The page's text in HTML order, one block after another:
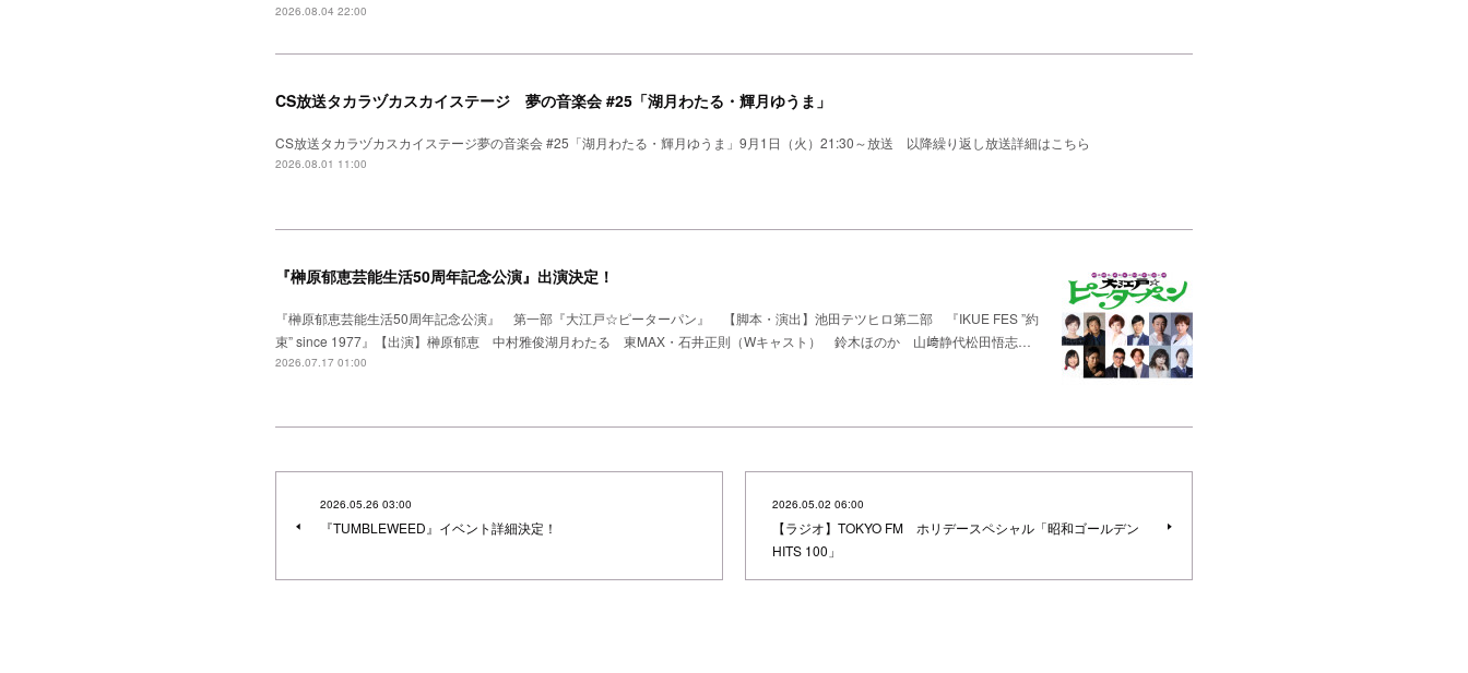
2026.08.04 22:00
CS放送タカラヅカスカイステージ 夢の音楽会 #25「湖月わたる・輝月ゆうま」
CS放送タカラヅカスカイステージ夢の音楽会 #25「湖月わたる・輝月ゆうま」9月1日（火）21:30～放送 以降繰り返し放送詳細はこちら
2026.08.01 11:00
『榊原郁恵芸能生活50周年記念公演』出演決定！
『榊原郁恵芸能生活50周年記念公演』 第一部『大江戸☆ピーターパン』 【脚本・演出】池田テツヒロ第二部 『IKUE FES ”約
束” since 1977』【出演】榊原郁恵 中村雅俊湖月わたる 東MAX・石井正則（Wキャスト） 鈴木ほのか 山﨑静代松田悟志…
2026.07.17 01:00
2026.05.26 03:00
『TUMBLEWEED』イベント詳細決定！
2026.05.02 06:00
【ラジオ】TOKYO FM ホリデースペシャル「昭和ゴールデン
HITS 100」